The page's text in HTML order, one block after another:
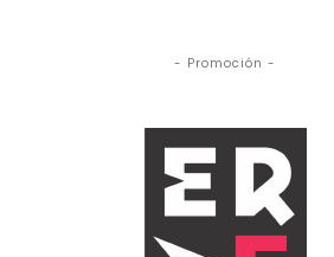
- Promoción -